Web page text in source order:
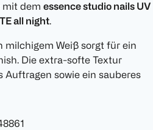
mit dem essence studio nails UV
all night.
milchigem Weiß sorgt für ein
Die extra-softe Textur
sowie ein sauberes